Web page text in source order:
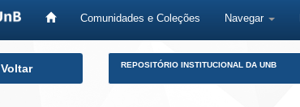
Comunidades e Coleções Navegar
Voltar REPOSITÓRIO INSTITUCIONAL DA UNB